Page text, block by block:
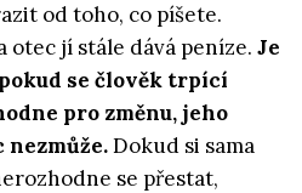
od toho, co píšete.
otec jí stále dává peníze. Je
se člověk trpící
pro změnu, jeho
Dokud si sama
se přestat,